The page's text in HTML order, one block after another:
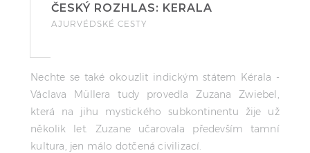
ČESKÝ ROZHLAS: KERALA
AJURVÉDSKÉ CESTY
Nechte se také okouzlit indickým státem Kérala -
Václava Müllera tudy provedla Zuzana Zwiebel,
která na jihu mystického subkontinentu žije už
několik let. Zuzane učarovala především tamní
kultura, jen málo dotčená civilizací.